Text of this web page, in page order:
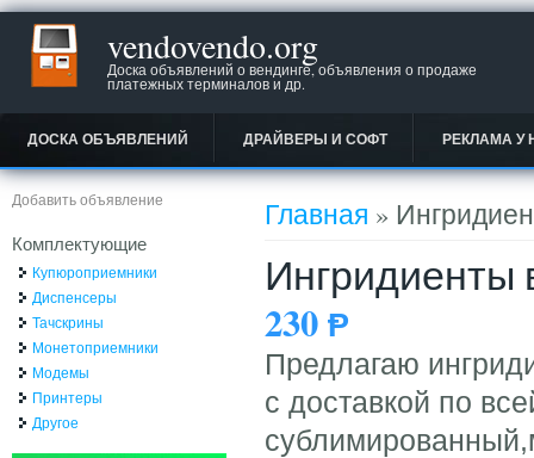
vendovendo.org
Доска объявлений о вендинге, объявления о продаже
платежных терминалов и др.
ДОСКА ОБЪЯВЛЕНИЙ ДРАЙВЕРЫ И СОФТ РЕКЛАМА У
Вы здесь
Главная »
Ингридиенты
230 Ᵽ
Предлагаю
с доставкой по
Добавить объявление
Комплектующие
Купюроприемники
Диспенсеры
Тачскрины
Монетоприемники
Модемы
Принтеры
Другое